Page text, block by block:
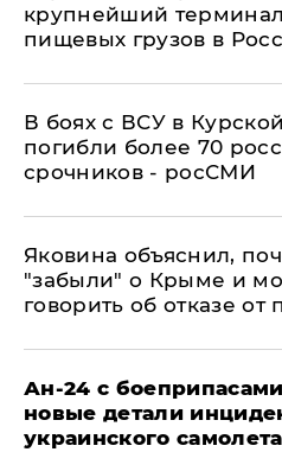
крупнейший
пищевых грузов в
В боях с ВСУ в
погибли более 70
срочников - росСМИ
Яковина объяснил,
"забыли" о Крыме и
говорить об отказе от
Ан-24 с
новые детали
украинского